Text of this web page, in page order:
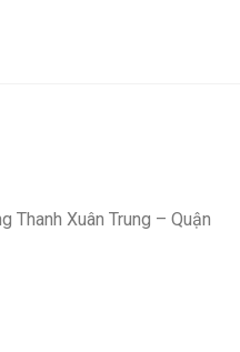
Thanh Xuân Trung – Quận